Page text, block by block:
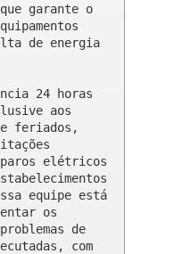
garante o
de energia
24 horas
aos
e feriados,
elétricos
equipe está
os
de
com